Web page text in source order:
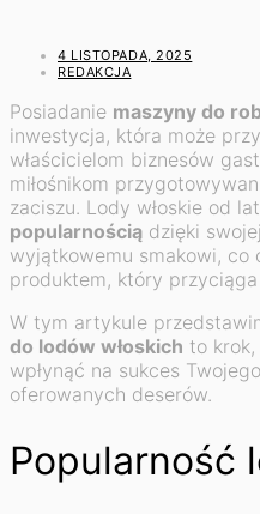
4 LISTOPADA, 2025
REDAKCJA
Posiadanie maszyny do
inwestycja, która może
właścicielom biznesów
miłośnikom
zaciszu. Lody włoskie od
popularnością dzięki
wyjątkowemu smakowi, co
produktem, który
W tym artykule
do lodów włoskich to
wpłynąć na sukces
oferowanych deserów.
Popularność